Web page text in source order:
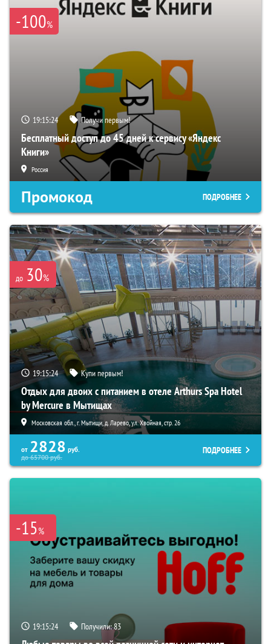
-100%
19:15:24 Получи первым!
Бесплатный доступ до 45 дней к сервису «Яндекс
Книги»
Россия
Промокод ПОДРОБНЕЕ
до 30%
19:15:24 Купи первым!
Отдых для двоих с питанием в отеле Arthurs Spa Hotel
by Mercure в Мытищах
Московская обл., г. Мытищи, д. Ларево, ул. Хвойная, стр. 26
от 2828 руб.
до65700руб.
ПОДРОБНЕЕ
-15%
19:15:24 Получили:83